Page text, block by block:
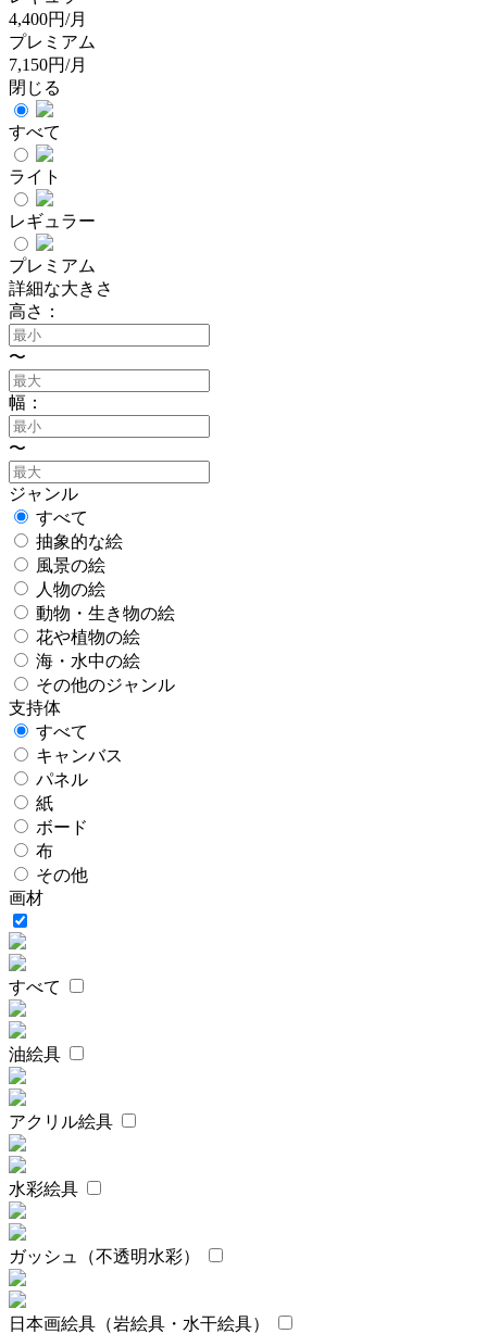
4,400円/月
プレミアム
7,150円/月
閉じる
すべて
ライト
レギュラー
プレミアム
詳細な大きさ
高さ：
〜
幅：
〜
ジャンル
すべて
抽象的な絵
風景の絵
人物の絵
動物・生き物の絵
花や植物の絵
海・水中の絵
その他のジャンル
支持体
すべて
キャンバス
パネル
紙
ボード
布
その他
画材
すべて
油絵具
アクリル絵具
水彩絵具
ガッシュ（不透明水彩）
日本画絵具（岩絵具・水干絵具）